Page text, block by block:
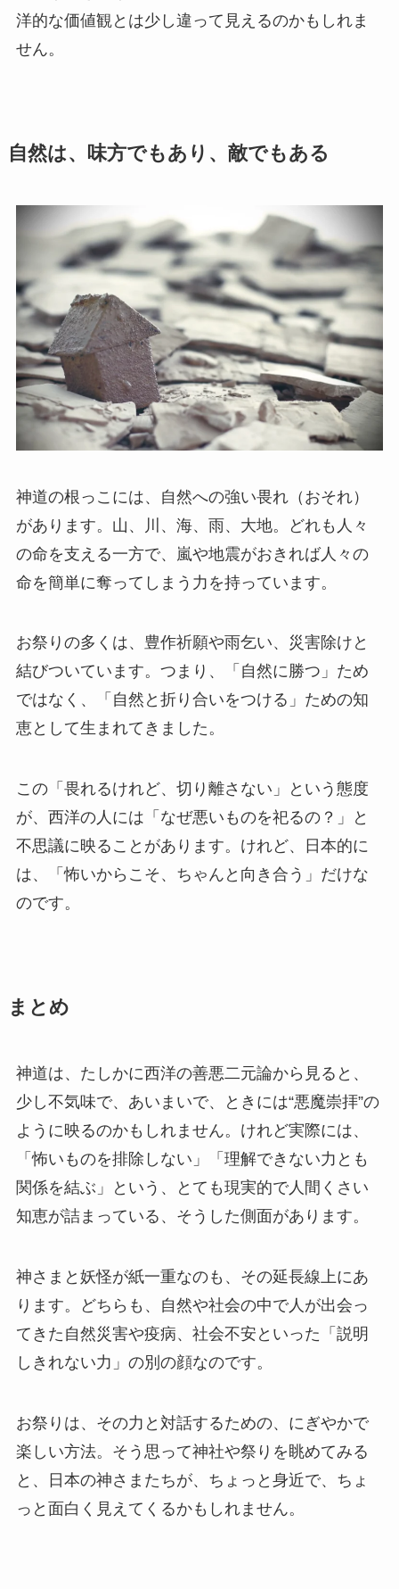
洋的な価値観とは少し違って見えるのかもしれま
せん。
自然は、味方でもあり、敵でもある
神道の根っこには、自然への強い畏れ（おそれ）
があります。山、川、海、雨、大地。どれも人々
の命を支える一方で、嵐や地震がおきれば人々の
命を簡単に奪ってしまう力を持っています。
お祭りの多くは、豊作祈願や雨乞い、災害除けと
結びついています。つまり、「自然に勝つ」ため
ではなく、「自然と折り合いをつける」ための知
恵として生まれてきました。
この「畏れるけれど、切り離さない」という態度
が、西洋の人には「なぜ悪いものを祀るの？」と
不思議に映ることがあります。けれど、日本的に
は、「怖いからこそ、ちゃんと向き合う」だけな
のです。
まとめ
神道は、たしかに西洋の善悪二元論から見ると、
少し不気味で、あいまいで、ときには“悪魔崇拝”の
ように映るのかもしれません。けれど実際には、
「怖いものを排除しない」「理解できない力とも
関係を結ぶ」という、とても現実的で人間くさい
知恵が詰まっている、そうした側面があります。
神さまと妖怪が紙一重なのも、その延長線上にあ
ります。どちらも、自然や社会の中で人が出会っ
てきた自然災害や疫病、社会不安といった「説明
しきれない力」の別の顔なのです。
お祭りは、その力と対話するための、にぎやかで
楽しい方法。そう思って神社や祭りを眺めてみる
と、日本の神さまたちが、ちょっと身近で、ちょ
っと面白く見えてくるかもしれません。